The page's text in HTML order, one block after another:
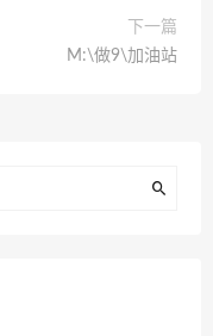
下一篇
M:\做9\加油站